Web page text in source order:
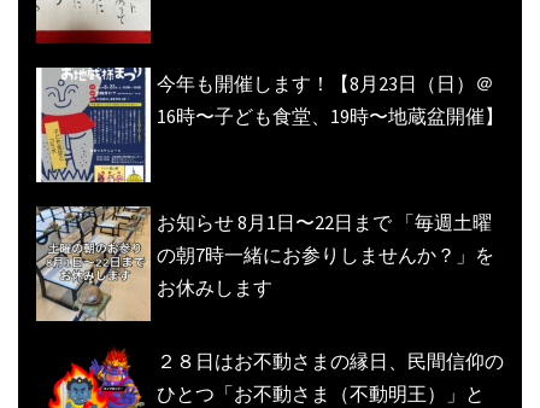
今年も開催します！【8月23日（日）＠
16時〜子ども食堂、19時〜地蔵盆開催】
お知らせ 8月1日〜22日まで 「毎週土曜
の朝7時一緒にお参りしませんか？」を
お休みします
２８日はお不動さまの縁日、民間信仰の
ひとつ「お不動さま（不動明王）」と